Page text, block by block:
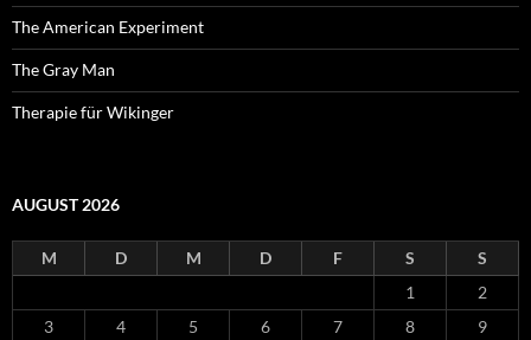
The American Experiment
The Gray Man
Therapie für Wikinger
AUGUST 2026
M D M D F S
S
1
2
3
4 5 6 7 8
9